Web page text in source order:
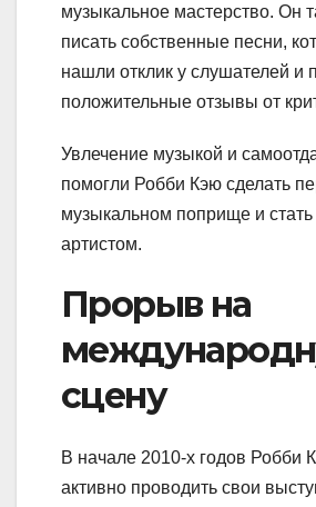
музыкальное мастерство. Он
писать собственные песни,
нашли отклик у слушателей и
положительные отзывы от
Увлечение музыкой и
помогли Робби Кэю сделать
музыкальном поприще и
артистом.
Прорыв на
сцену
В начале 2010-х годов Робби
активно проводить свои